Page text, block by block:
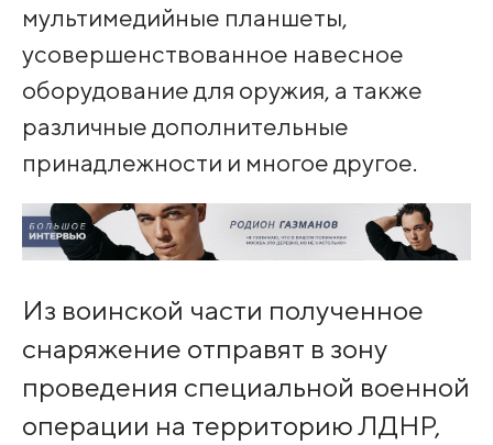
мультимедийные планшеты,
усовершенствованное навесное
оборудование для оружия, а также
различные дополнительные
принадлежности и многое другое.
Из воинской части полученное
снаряжение отправят в зону
проведения специальной военной
операции на территорию ЛДНР,